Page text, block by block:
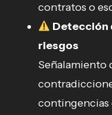
contratos o
Detección
riesgos
Señalamiento
contingencias